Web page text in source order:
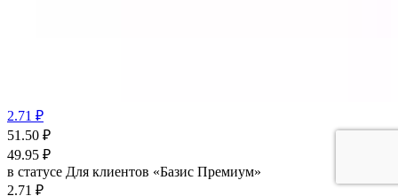
2.71 ₽
51.50 ₽
49.95 ₽
в статусе Для клиентов «Базис Премиум»
2.71 ₽